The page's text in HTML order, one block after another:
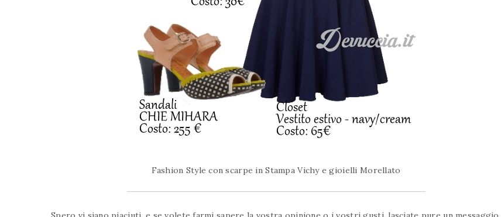
Fashion Style con scarpe in Stampa Vichy e gioielli Morellato